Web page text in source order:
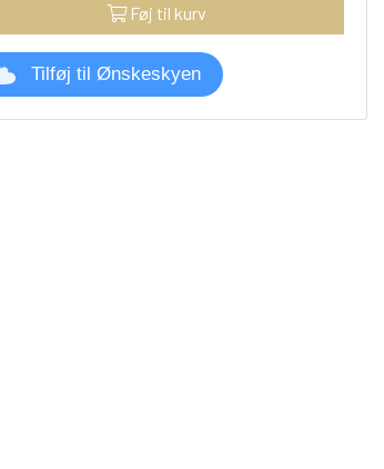
Føj til kurv
Tilføj til Ønskeskyen